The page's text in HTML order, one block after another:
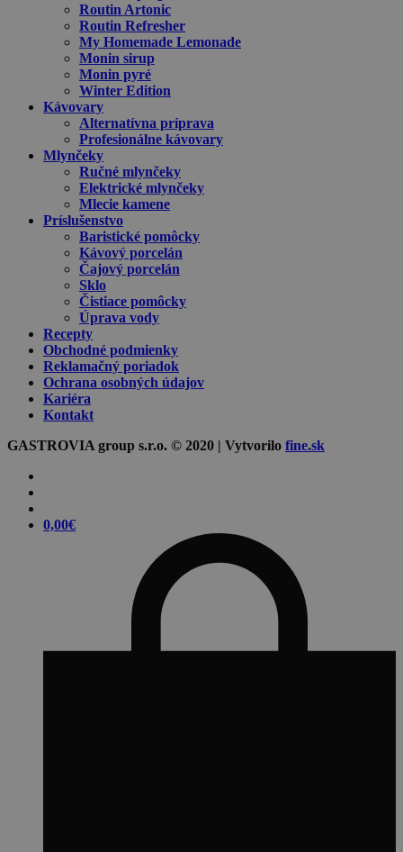
Routin Artonic
Routin Refresher
My Homemade Lemonade
Monin sirup
Monin pyré
Winter Edition
Kávovary
Alternatívna príprava
Profesionálne kávovary
Mlynčeky
Ručné mlynčeky
Elektrické mlynčeky
Mlecie kamene
Príslušenstvo
Baristické pomôcky
Kávový porcelán
Čajový porcelán
Sklo
Čistiace pomôcky
Úprava vody
Recepty
Obchodné podmienky
Reklamačný poriadok
Ochrana osobných údajov
Kariéra
Kontakt
GASTROVIA group s.r.o. © 2020 | Vytvorilo fine.sk
0,00€